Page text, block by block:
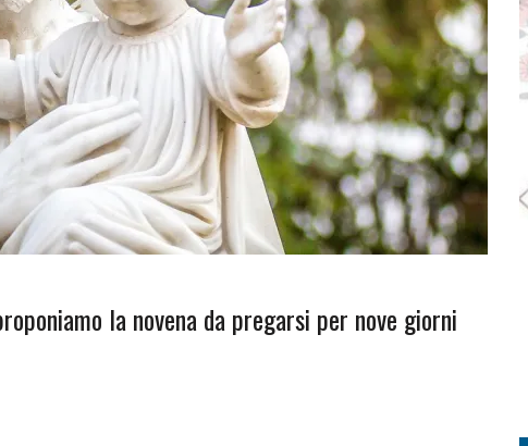
la novena da pregarsi per nove giorni